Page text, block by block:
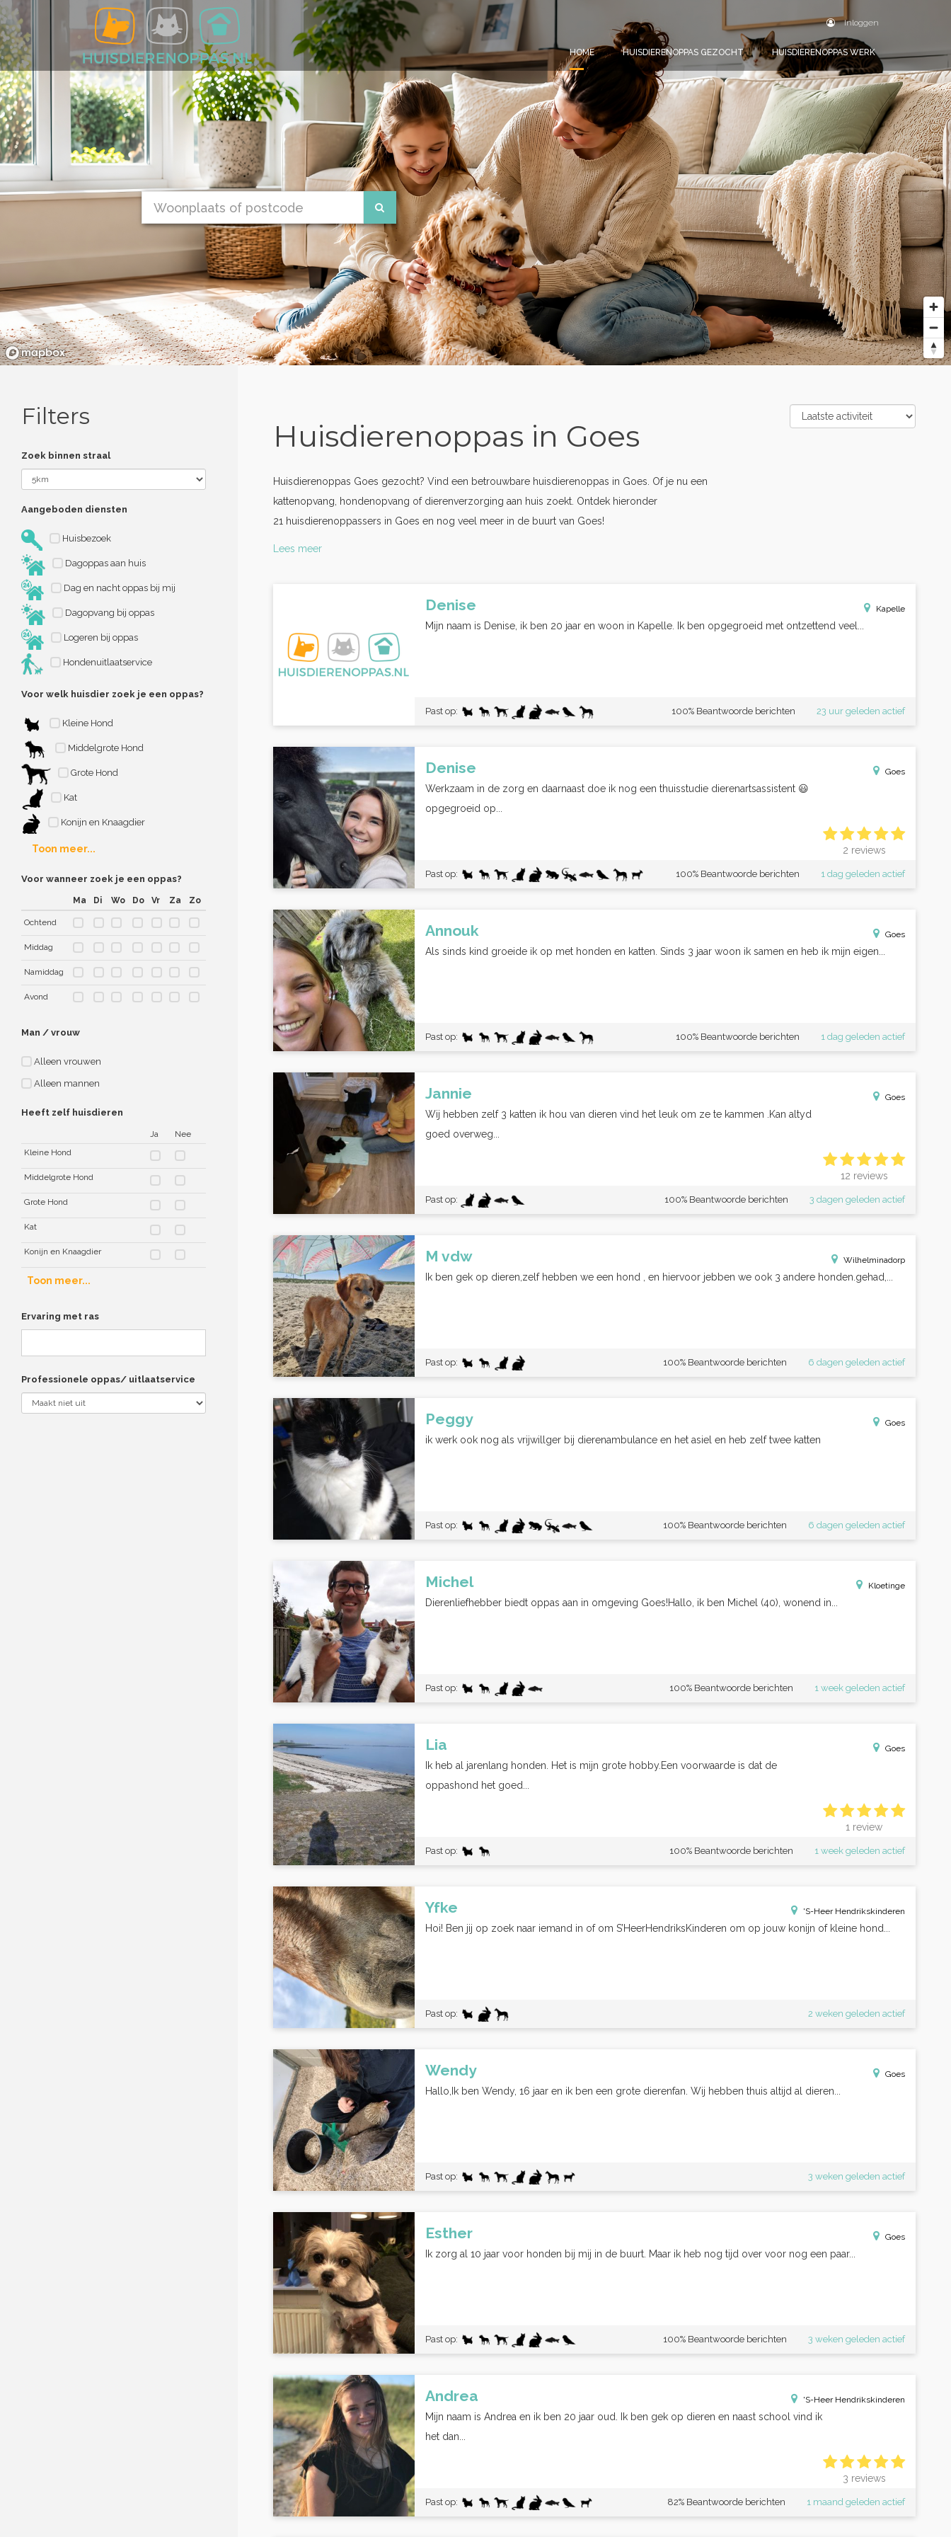
Inloggen
HOME HUISDIERENOPPAS GEZOCHT HUISDIERENOPPAS WERK
Filters
Zoek binnen straal
Aangeboden diensten
Huisbezoek
Dagoppas aan huis
Dag en nacht oppas bij mij
Dagopvang bij oppas
Logeren bij oppas
Hondenuitlaatservice
Voor welk huisdier zoek je een oppas?
Kleine Hond
Middelgrote Hond
Grote Hond
Kat
Konijn en Knaagdier
Toon meer...
Voor wanneer zoek je een oppas?
Ma Di Wo Do Vr Za Zo
Ochtend
Middag
Namiddag
Avond
Man / vrouw
Alleen vrouwen
Alleen mannen
Heeft zelf huisdieren
Ja
Nee
Kleine Hond
Middelgrote Hond
Grote Hond
Kat
Konijn en Knaagdier
Toon meer...
Ervaring met ras
Professionele oppas/ uitlaatservice
Huisdierenoppas in Goes
Huisdierenoppas Goes gezocht? Vind een betrouwbare huisdierenoppas in Goes. Of je nu een
kattenopvang, hondenopvang of dierenverzorging aan huis zoekt. Ontdek hieronder
21 huisdierenoppassers in Goes en nog veel meer in de buurt van Goes!
Lees meer
Denise Kapelle
Mijn naam is Denise, ik ben 20 jaar en woon in Kapelle. Ik ben opgegroeid met ontzettend veel...
Past op: 23 uur geleden actief
100% Beantwoorde berichten
Denise Goes
2 reviews
Werkzaam in de zorg en daarnaast doe ik nog een thuisstudie dierenartsassistent 😃
opgegroeid op...
Past op: 1 dag geleden actief
100% Beantwoorde berichten
Annouk Goes
Als sinds kind groeide ik op met honden en katten. Sinds 3 jaar woon ik samen en heb ik mijn eigen...
Past op: 1 dag geleden actief
100% Beantwoorde berichten
Jannie Goes
12 reviews
Wij hebben zelf 3 katten ik hou van dieren vind het leuk om ze te kammen .Kan altyd
goed overweg...
Past op: 3 dagen geleden actief
100% Beantwoorde berichten
M vdw Wilhelminadorp
Ik ben gek op dieren,zelf hebben we een hond , en hiervoor jebben we ook 3 andere honden.gehad,...
Past op: 6 dagen geleden actief
100% Beantwoorde berichten
Peggy Goes
ik werk ook nog als vrijwillger bij dierenambulance en het asiel en heb zelf twee katten
Past op: 6 dagen geleden actief
100% Beantwoorde berichten
Michel Kloetinge
Dierenliefhebber biedt oppas aan in omgeving Goes!Hallo, ik ben Michel (40), wonend in...
Past op: 1 week geleden actief
100% Beantwoorde berichten
Lia Goes
1 review
Ik heb al jarenlang honden. Het is mijn grote hobby.Een voorwaarde is dat de
oppashond het goed...
Past op: 1 week geleden actief
100% Beantwoorde berichten
Yfke 'S-Heer Hendrikskinderen
Hoi! Ben jij op zoek naar iemand in of om S’HeerHendriksKinderen om op jouw konijn of kleine hond...
Past op: 2 weken geleden actief
Wendy Goes
Hallo,Ik ben Wendy, 16 jaar en ik ben een grote dierenfan. Wij hebben thuis altijd al dieren...
Past op: 3 weken geleden actief
Esther Goes
Ik zorg al 10 jaar voor honden bij mij in de buurt. Maar ik heb nog tijd over voor nog een paar...
Past op: 3 weken geleden actief
100% Beantwoorde berichten
Andrea 'S-Heer Hendrikskinderen
3 reviews
Mijn naam is Andrea en ik ben 20 jaar oud. Ik ben gek op dieren en naast school vind ik
het dan...
Past op: 1 maand geleden actief
82% Beantwoorde berichten